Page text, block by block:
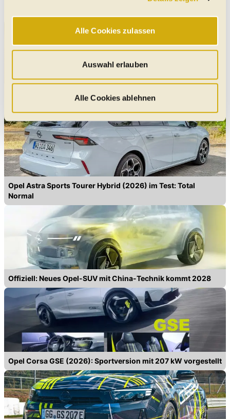
Website und sind stets aktiv. Mit Cookies für „Marketing“,
„Statistik“ und „Präferenzen“ möchten wir Ihren Website-
Besuch so komfortabel wie möglich gestalten - mit Klick
"Auswahl erlauben" können Sie selbst entscheiden,
welche Kategorien Sie zulassen möchten. Es werden nur
Daten verarbeitet, für die Sie uns Ihr Einverständnis
geben. Bitte beachten Sie, dass durch eine
Einschränkung womöglich nicht mehr alle
Funktionalitäten der Website zur Verfügung stehen. Sie
können die Einstellungen jederzeit in unserer
Datenschutzerklärung
anpassen.
Alle Cookies zulassen
Auswahl erlauben
Alle Cookies ablehnen
Opel Astra Sports Tourer Hybrid (2026) im Test: Total
Normal
Offiziell: Neues Opel-SUV mit China-Technik kommt 2028
Opel Corsa GSE (2026): Sportversion mit 207 kW vorgestellt